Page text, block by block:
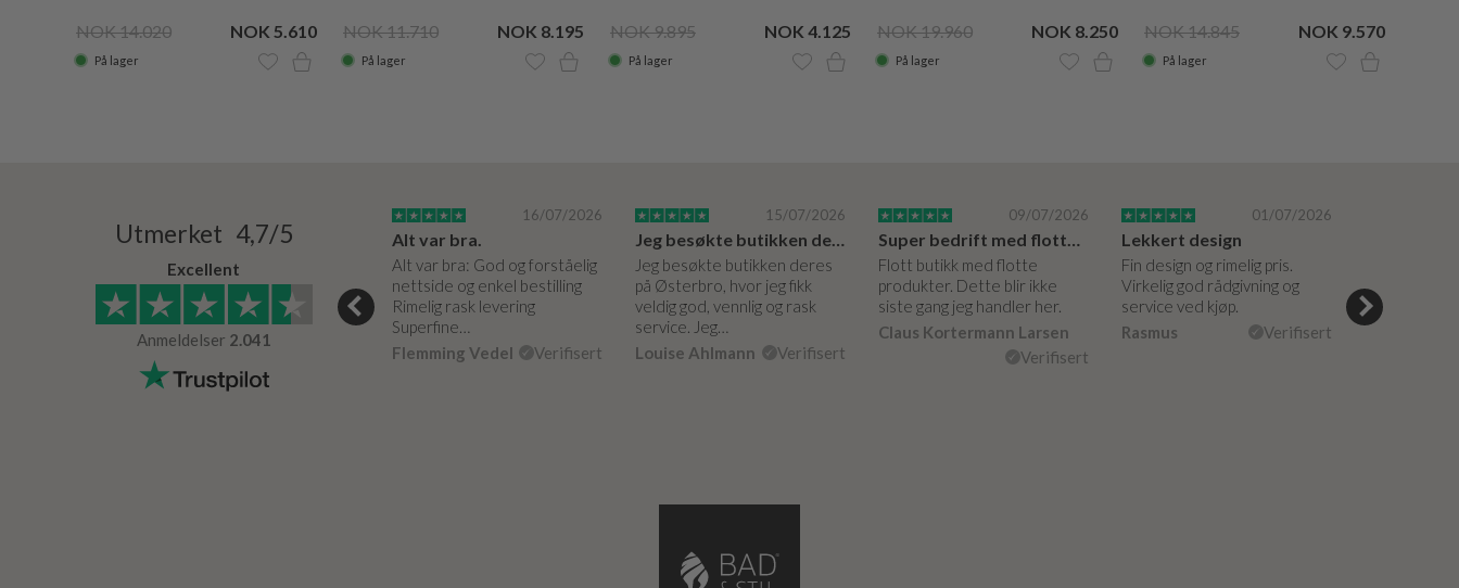
NOK 14.020 NOK 5.610
På lager
NOK 11.710 NOK 8.195
På lager
NOK 9.895 NOK 4.125
På lager
NOK 19.960 NOK 8.250
På lager
NOK 14.845 NOK 9.570
På lager
Utmerket 4,7/5
Excellent
Anmeldelser 2.041
Verifisert
Er effektive og hjælpsomme.
Arne Petersen
Verifisert
16/07/2026
Alt var bra.
Alt var bra: God og forståelig
nettside og enkel bestilling
Rimelig rask levering
Superfine…
Flemming Vedel
Verifisert
15/07/2026
Jeg besøkte butikken deres på Østerbro.
Jeg besøkte butikken deres
på Østerbro, hvor jeg fikk
veldig god, vennlig og rask
service. Jeg…
Louise Ahlmann
Verifisert
09/07/2026
Super bedrift med flotte produkter
Flott butikk med flotte
produkter. Dette blir ikke
siste gang jeg handler her.
Claus Kortermann Larsen
Verifisert
01/07/2026
Lekkert design
Fin design og rimelig pris.
Virkelig god rådgivning og
service ved kjøp.
Rasmus
Verifisert
hjelpsomme
veiledning på
måte.